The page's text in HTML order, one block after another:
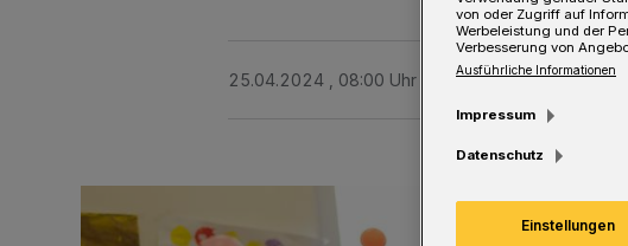
25.04.2024 , 08:00 Uhr Eine Minute Lesezeit
von oder Zugriff auf
Werbeleistung und der
Verbesserung von
Ausführliche Informationen
Impressum
Datenschutz
Einstellungen